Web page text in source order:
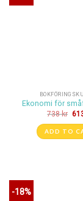
Ekonomi för
738kr
ADD TO
-18%